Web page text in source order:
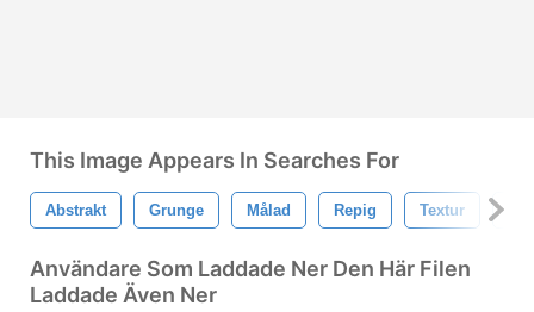
This Image Appears In Searches For
Abstrakt Grunge Målad Repig Textur
Användare Som Laddade Ner Den Här Filen
Laddade Även Ner